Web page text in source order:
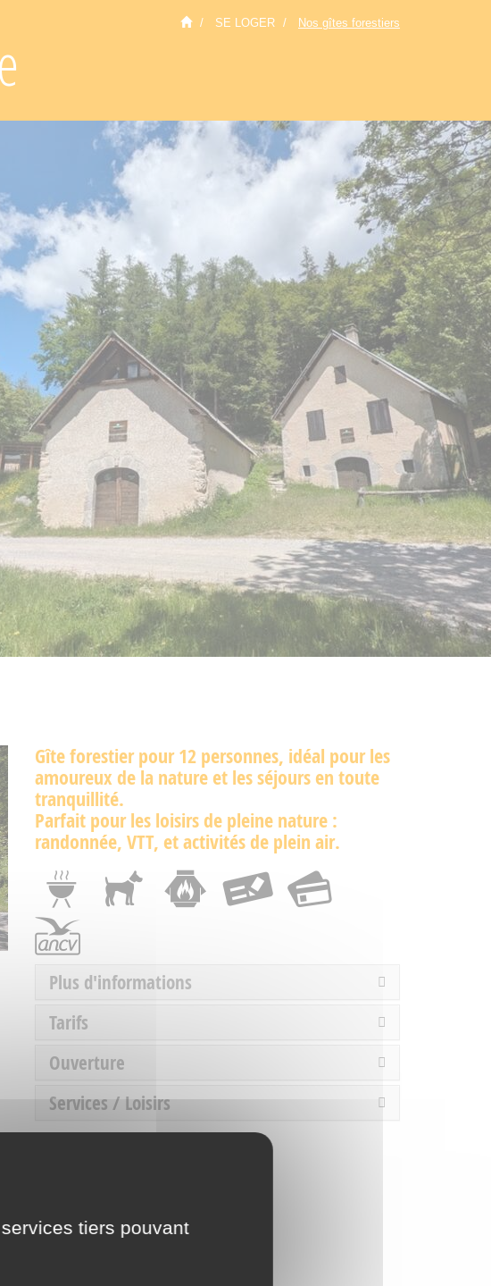
SE LOGER Nos gîtes forestiers
Gîte forestier pour 12 personnes, idéal pour les
amoureux de la nature et les séjours en toute
tranquillité.
Parfait pour les loisirs de pleine nature :
randonnée, VTT, et activités de plein air.
Plus d'informations
Tarifs
Ouverture
Services / Loisirs
DIRECTE
tiers pouvant